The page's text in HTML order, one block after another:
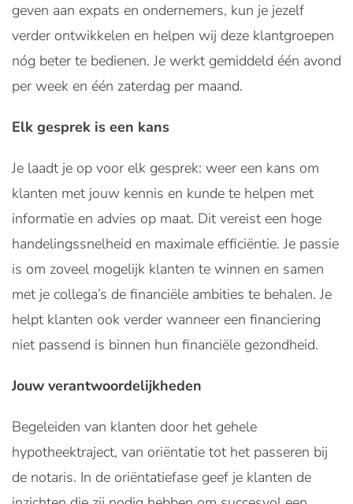
geven aan expats en ondernemers, kun je jezelf
verder ontwikkelen en helpen wij deze klantgroepen
nóg beter te bedienen. Je werkt gemiddeld één avond
per week en één zaterdag per maand.
Elk gesprek is een kans
Je laadt je op voor elk gesprek: weer een kans om
klanten met jouw kennis en kunde te helpen met
informatie en advies op maat. Dit vereist een hoge
handelingssnelheid en maximale efficiëntie. Je passie
is om zoveel mogelijk klanten te winnen en samen
met je collega’s de financiële ambities te behalen. Je
helpt klanten ook verder wanneer een financiering
niet passend is binnen hun financiële gezondheid.
Jouw verantwoordelijkheden
Begeleiden van klanten door het gehele
hypotheektraject, van oriëntatie tot het passeren bij
de notaris. In de oriëntatiefase geef je klanten de